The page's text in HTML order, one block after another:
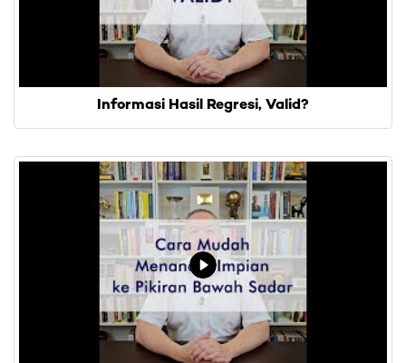
Informasi Hasil Regresi, Valid?